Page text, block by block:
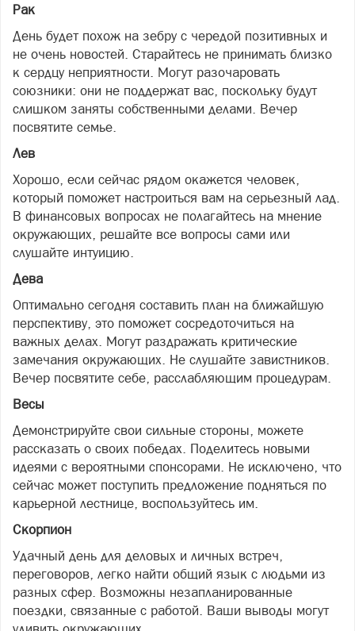
Рак
День будет похож на зебру с чередой позитивных и
не очень новостей. Старайтесь не принимать близко
к сердцу неприятности. Могут разочаровать
союзники: они не поддержат вас, поскольку будут
слишком заняты собственными делами. Вечер
посвятите семье.
Лев
Хорошо, если сейчас рядом окажется человек,
который поможет настроиться вам на серьезный лад.
В финансовых вопросах не полагайтесь на мнение
окружающих, решайте все вопросы сами или
слушайте интуицию.
Дева
Оптимально сегодня составить план на ближайшую
перспективу, это поможет сосредоточиться на
важных делах. Могут раздражать критические
замечания окружающих. Не слушайте завистников.
Вечер посвятите себе, расслабляющим процедурам.
Весы
Демонстрируйте свои сильные стороны, можете
рассказать о своих победах. Поделитесь новыми
идеями с вероятными спонсорами. Не исключено, что
сейчас может поступить предложение подняться по
карьерной лестнице, воспользуйтесь им.
Скорпион
Удачный день для деловых и личных встреч,
переговоров, легко найти общий язык с людьми из
разных сфер. Возможны незапланированные
поездки, связанные с работой. Ваши выводы могут